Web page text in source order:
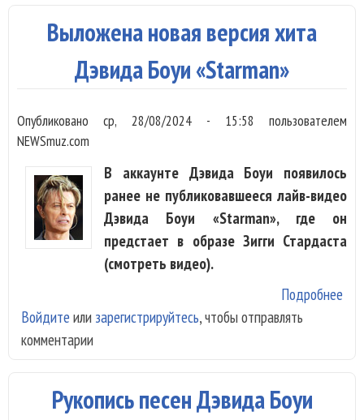
Выложена новая версия хита
Дэвида Боуи «Starman»
Опубликованоср, 28/08/2024 - 15:58 пользователем
NEWSmuz.com
В аккаунте Дэвида Боуи появилось
ранее не публиковавшееся лайв-видео
Дэвида Боуи «Starman», где он
предстает в образе Зигги Стардаста
(смотреть видео).
Подробнее
Войдите или зарегистрируйтесь, чтобы отправлять
комментарии
Рукопись песен Дэвида Боуи